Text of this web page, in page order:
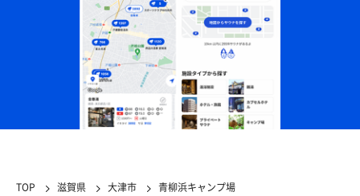
TOP 滋賀県 大津市 青柳浜キャンプ場